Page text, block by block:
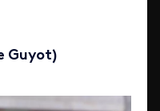
Guyot)